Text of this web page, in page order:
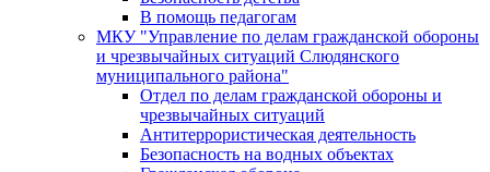
В помощь педагогам
МКУ "Управление по делам гражданской обороны
и чрезвычайных ситуаций Слюдянского
муниципального района"
Отдел по делам гражданской обороны и
чрезвычайных ситуаций
Антитеррористическая деятельность
Безопасность на водных объектах